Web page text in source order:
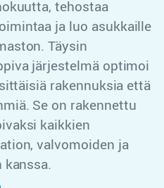
tehostaa
ja luo asukkaille
Täysin
järjestelmä optimoi
rakennuksia että
Se on rakennettu
kaikkien
valvomoiden ja